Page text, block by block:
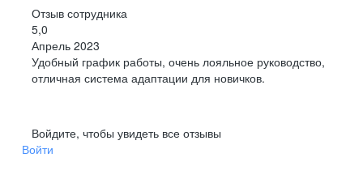
Отзыв сотрудника
5,0
Апрель 2023
Удобный график работы, очень лояльное руководство,
отличная система адаптации для новичков.
Войдите, чтобы увидеть все отзывы
Войти